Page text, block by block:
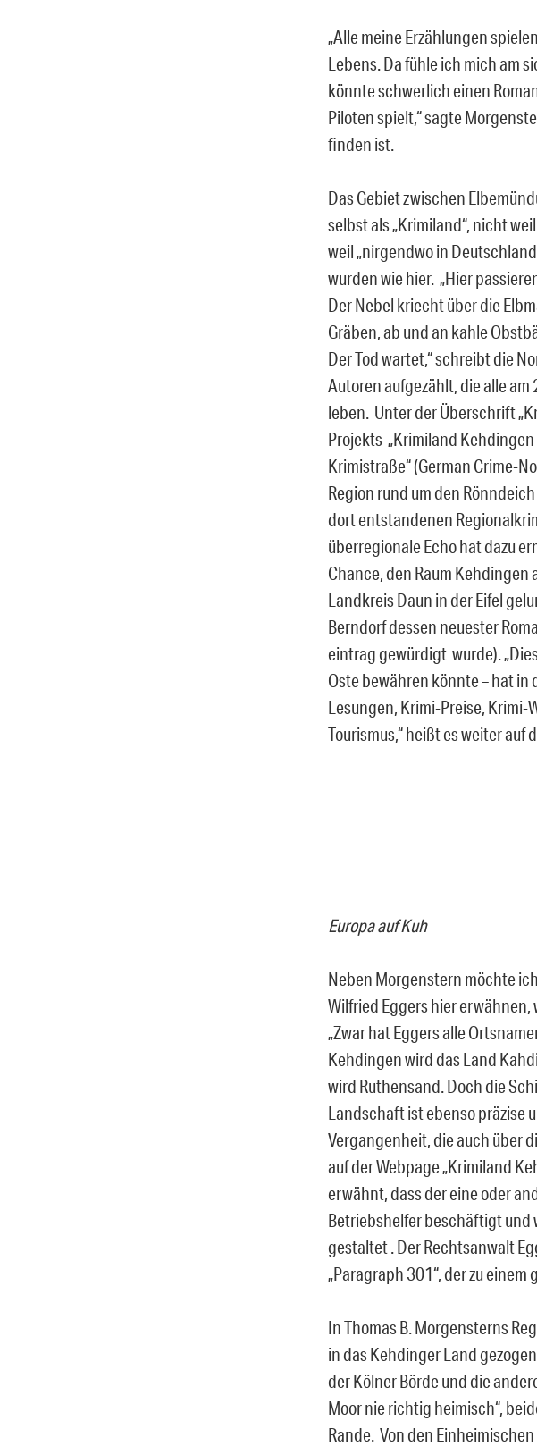
„Alle meine Erzählungen
Lebens. Da fühle ich mich am
könnte schwerlich einen
Piloten spielt,“ sagte
finden ist.
Das Gebiet zwischen
selbst als „Krimiland“, nicht
weil „nirgendwo in
wurden wie hier. „Hier
Der Nebel kriecht über die
Gräben, ab und an kahle
Der Tod wartet,“ schreibt die
Autoren aufgezählt, die alle
leben. Unter der Überschrift
Projekts „Krimiland Kehdingen
Krimistraße“ (German Crime-
Region rund um den
dort entstandenen
überregionale Echo hat dazu
Chance, den Raum
Landkreis Daun in der Eifel
Berndorf dessen neuester
eintrag gewürdigt wurde).
Oste bewähren könnte – hat
Lesungen, Krimi-Preise,
Tourismus,“ heißt es weiter auf
Europa auf Kuh
Neben Morgenstern möchte
Wilfried Eggers hier
„Zwar hat Eggers alle
Kehdingen wird das Land
wird Ruthensand. Doch die
Landschaft ist ebenso präzise
Vergangenheit, die auch über
auf der Webpage „Krimiland
erwähnt, dass der eine oder
Betriebshelfer beschäftigt
gestaltet . Der Rechtsanwalt
„Paragraph 301“, der zu
In Thomas B. Morgensterns
in das Kehdinger Land
der Kölner Börde und die
Moor nie richtig heimisch“,
Rande. Von den